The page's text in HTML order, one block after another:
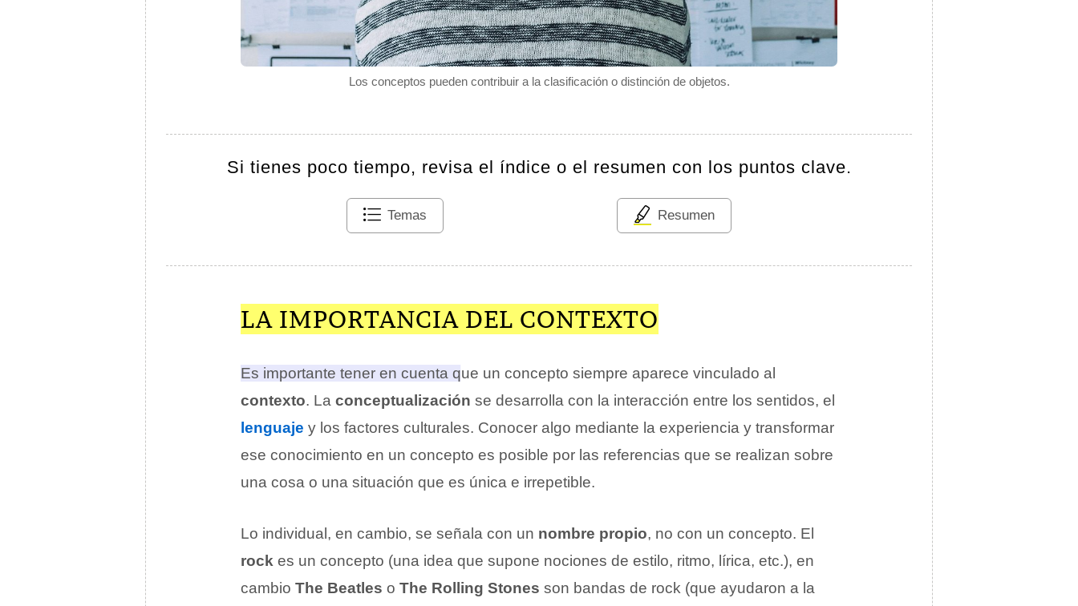
Los conceptos pueden contribuir a la clasificación o distinción de objetos.
Si tienes poco tiempo, revisa el índice o el resumen con los puntos clave.
Temas Resumen
LA IMPORTANCIA DEL CONTEXTO
Es importante tener en cuenta que un concepto siempre aparece vinculado al
contexto. La conceptualización se desarrolla con la interacción entre los sentidos, el
lenguaje y los factores culturales. Conocer algo mediante la experiencia y transformar
ese conocimiento en un concepto es posible por las referencias que se realizan sobre
una cosa o una situación que es única e irrepetible.
Lo individual, en cambio, se señala con un nombre propio, no con un concepto. El
rock es un concepto (una idea que supone nociones de estilo, ritmo, lírica, etc.), en
cambio The Beatles o The Rolling Stones son bandas de rock (que ayudaron a la